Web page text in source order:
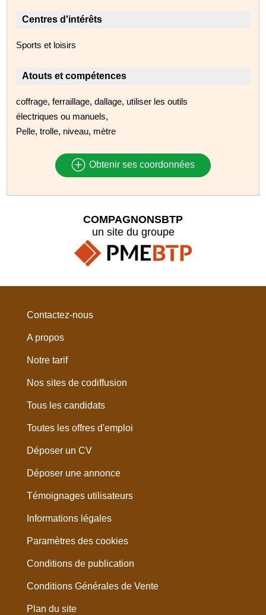
Centres d'intérêts
Sports et loisirs
Atouts et compétences
coffrage, ferraillage, dallage, utiliser les outils
électriques ou manuels,
Pelle, trolle, niveau, mètre
Obtenir ses coordonnées
COMPAGNONSBTP
un site du groupe
Contactez-nous
A propos
Notre tarif
Nos sites de codiffusion
Tous les candidats
Toutes les offres d'emploi
Déposer un CV
Déposer une annonce
Témoignages utilisateurs
Informations légales
Paramètres des cookies
Conditions de publication
Conditions Générales de Vente
Plan du site